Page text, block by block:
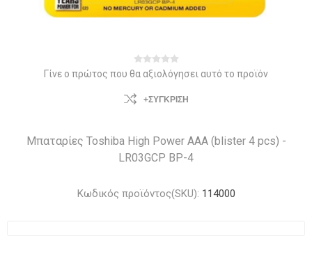
Γίνε ο πρώτος που θα αξιολόγησει αυτό το προϊόν
+ΣΎΓΚΡΙΣΗ
Μπαταρίες Toshiba High Power AAA (blister 4 pcs) -
LR03GCP BP-4
Κωδικός προϊόντος(SKU): 114000